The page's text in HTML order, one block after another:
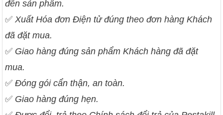
đến sản phẩm.
✅ Xuất Hóa đơn Điện tử đúng theo đơn hàng Khách
đã đặt mua.
✅ Giao hàng đúng sản phẩm Khách hàng đã đặt
mua.
✅Đóng gói cẩn thận, an toàn.
✅ Giao hàng đúng hẹn.